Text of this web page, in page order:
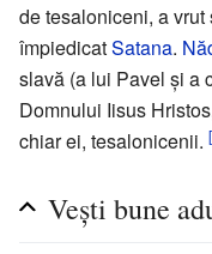
de tesaloniceni, a
împiedicatSatana.
slavă (a lui Pavel şi a
Domnului Iisus
chiar ei, tesalonicenii.
Veşti bune